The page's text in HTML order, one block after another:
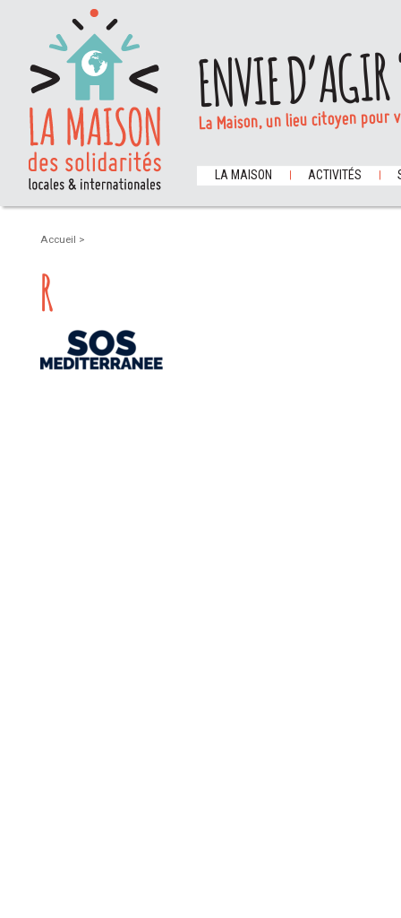
ENVIE
La Maison, un lieu citoyen
LA MAISON ACTIVITÉS
Accueil >
R